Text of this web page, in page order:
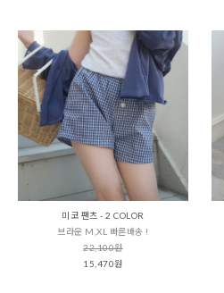
미코 팬츠 - 2 COLOR
브라운 M,XL 빠른배송 !
22,100원
15,470원